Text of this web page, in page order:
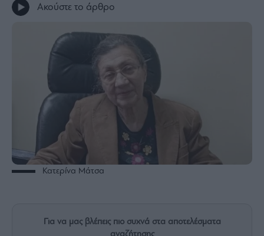
Media
Rumors
Mononews2030
Άρθρα
Ακούστε το άρθρο
Κατερίνα Μάτσα
Για να μας βλέπεις πιο συχνά στα αποτελέσματα